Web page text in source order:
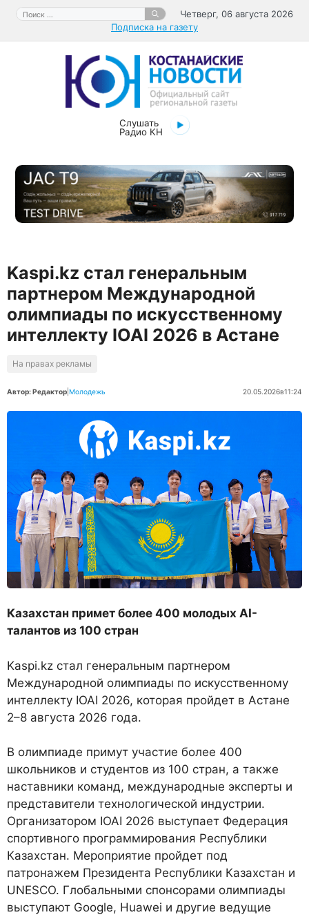
Перейти
содержимому
Поиск:
Четверг, 06 августа 2026
Подписка на газету
Слушать
Радио КН
Kaspi.kz стал генеральным
партнером Международной
олимпиады по искусственному
интеллекту IOAI 2026 в Астане
На правах рекламы
Автор: Редактор Молодежь 20.05.2026в11:24
Казахстан примет более 400 молодых AI-
талантов из 100 стран
Kaspi.kz стал генеральным партнером
Международной олимпиады по искусственному
интеллекту IOAI 2026, которая пройдет в Астане
2–8 августа 2026 года.
В олимпиаде примут участие более 400
школьников и студентов из 100 стран, а также
наставники команд, международные эксперты и
представители технологической индустрии.
Организатором IOAI 2026 выступает Федерация
спортивного программирования Республики
Казахстан. Мероприятие пройдет под
патронажем Президента Республики Казахстан и
UNESCO. Глобальными спонсорами олимпиады
выступают Google, Huawei и другие ведущие